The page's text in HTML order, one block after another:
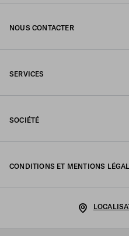
NOUS CONTACTER
SERVICES
SOCIÉTÉ
CONDITIONS ET MENTIONS